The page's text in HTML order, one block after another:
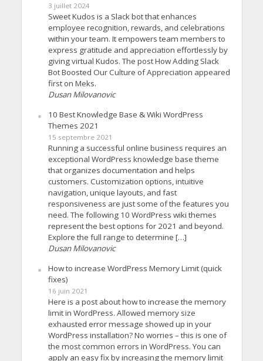
3 juillet 2024
Sweet Kudos is a Slack bot that enhances
employee recognition, rewards, and celebrations
within your team. It empowers team members to
express gratitude and appreciation effortlessly by
giving virtual Kudos. The post How Adding Slack
Bot Boosted Our Culture of Appreciation appeared
first on Meks.
Dusan Milovanovic
10 Best Knowledge Base & Wiki WordPress
Themes 2021
15 septembre 2021
Running a successful online business requires an
exceptional WordPress knowledge base theme
that organizes documentation and helps
customers. Customization options, intuitive
navigation, unique layouts, and fast
responsiveness are just some of the features you
need. The following 10 WordPress wiki themes
represent the best options for 2021 and beyond.
Explore the full range to determine […]
Dusan Milovanovic
How to increase WordPress Memory Limit (quick
fixes)
16 juin 2021
Here is a post about how to increase the memory
limit in WordPress. Allowed memory size
exhausted error message showed up in your
WordPress installation? No worries – this is one of
the most common errors in WordPress. You can
apply an easy fix by increasing the memory limit